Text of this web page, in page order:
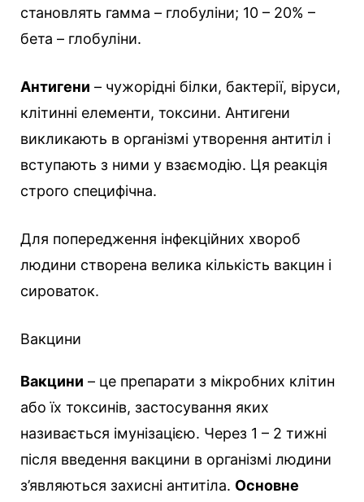
становлять гамма – глобуліни; 10 – 20% –
бета – глобуліни.
Антигени – чужорідні білки, бактерії, віруси,
клітинні елементи, токсини. Антигени
викликають в організмі утворення антитіл і
вступають з ними у взаємодію. Ця реакція
строго специфічна.
Для попередження інфекційних хвороб
людини створена велика кількість вакцин і
сироваток.
Вакцини
Вакцини – це препарати з мікробних клітин
або їх токсинів, застосування яких
називається імунізацією. Через 1 – 2 тижні
після введення вакцини в організмі людини
з’являються захисні антитіла. Основне